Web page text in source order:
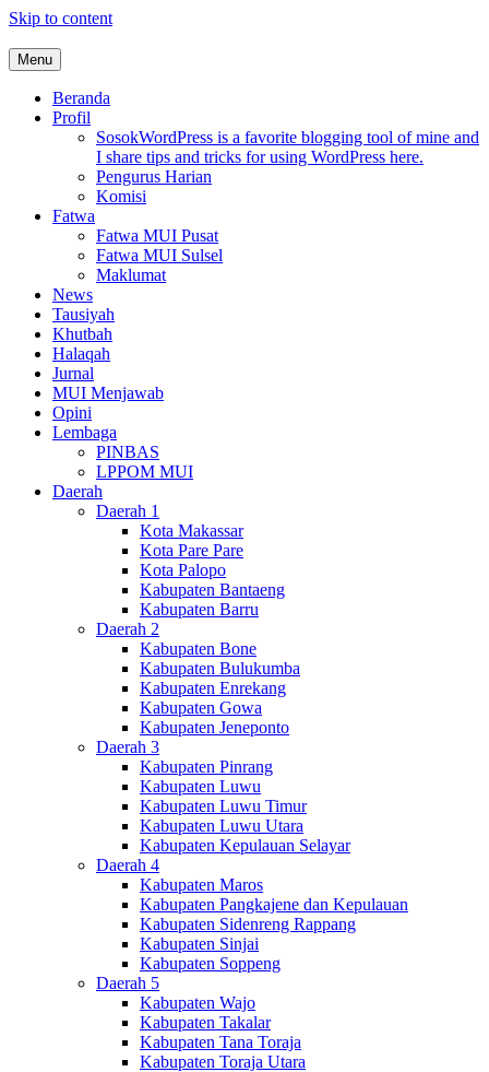
Skip to content
MUI Sulawesi Selatan
Khadimul Ummah wa Shadiqul Hukuuma
Menu
Beranda
Profil
SosokWordPress is a favorite blogging tool of mine and
I share tips and tricks for using WordPress here.
Pengurus Harian
Komisi
Fatwa
Fatwa MUI Pusat
Fatwa MUI Sulsel
Maklumat
News
Tausiyah
Khutbah
Halaqah
Jurnal
MUI Menjawab
Opini
Lembaga
PINBAS
LPPOM MUI
Daerah
Daerah 1
Kota Makassar
Kota Pare Pare
Kota Palopo
Kabupaten Bantaeng
Kabupaten Barru
Daerah 2
Kabupaten Bone
Kabupaten Bulukumba
Kabupaten Enrekang
Kabupaten Gowa
Kabupaten Jeneponto
Daerah 3
Kabupaten Pinrang
Kabupaten Luwu
Kabupaten Luwu Timur
Kabupaten Luwu Utara
Kabupaten Kepulauan Selayar
Daerah 4
Kabupaten Maros
Kabupaten Pangkajene dan Kepulauan
Kabupaten Sidenreng Rappang
Kabupaten Sinjai
Kabupaten Soppeng
Daerah 5
Kabupaten Wajo
Kabupaten Takalar
Kabupaten Tana Toraja
Kabupaten Toraja Utara